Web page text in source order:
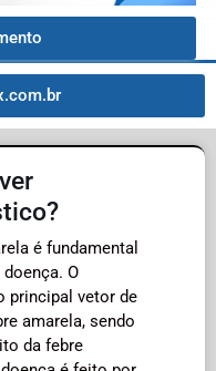
é fundamental
O
principal vetor de
amarela, sendo
da febre